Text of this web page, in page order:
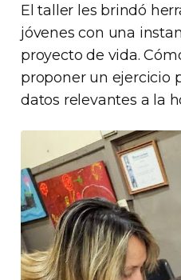
El taller les brindó
jóvenes con una
proyecto de vida.
proponer un ejercicio
datos relevantes a la